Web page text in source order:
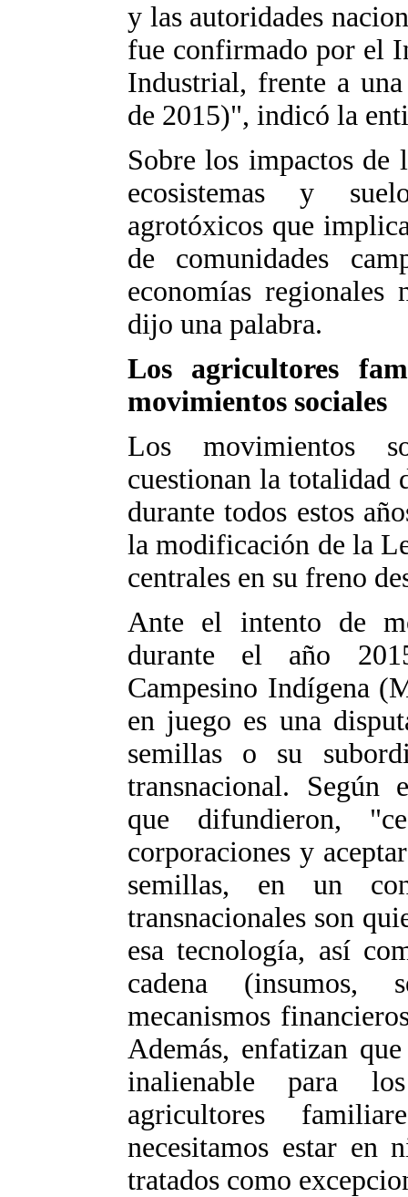
y las autoridades
fue confirmado por el
Industrial, frente a
de 2015)", indicó la
Sobre los impactos de
ecosistemas y
agrotóxicos que
de comunidades
economías regionales
dijo una palabra.
Los agricultores
movimientos sociales
Los movimientos
cuestionan la totalidad
durante todos estos
la modificación de la
centrales en su freno
Ante el intento de
durante el año
Campesino Indígena
en juego es una
semillas o su
transnacional. Según
que difundieron,
corporaciones y
semillas, en un
transnacionales son
esa tecnología, así
cadena (insumos,
mecanismos
Además, enfatizan
inalienable para
agricultores
necesitamos estar en
tratados como